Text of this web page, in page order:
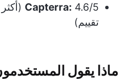
Capterra:
تقييم)
ماذا يقول